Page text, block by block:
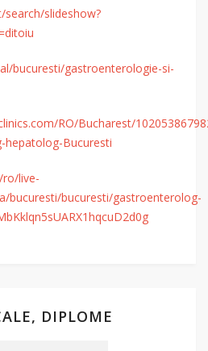
slideshow?
bucuresti/gastroenterologie-si-
RO/Bucharest/
hepatolog-Bucuresti
live-
bucuresti/bucuresti/gastroenterolog-
DIPLOME